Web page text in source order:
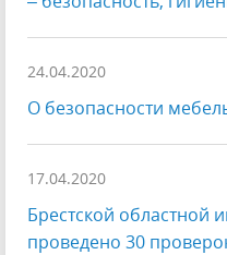
24.04.2020
О безопасности
17.04.2020
Брестской областной
проведено 30